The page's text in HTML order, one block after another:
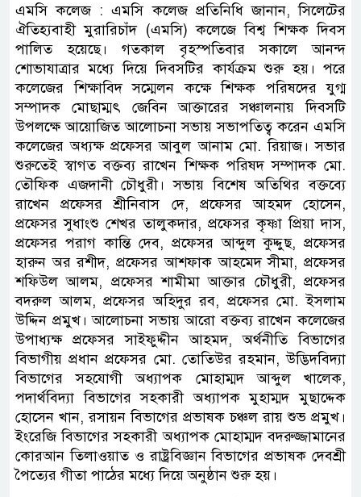
এমসি কলেজ : এমসি কলেজ প্রতিনিধি জানান, সিলেটের
ঐতিহ্যবাহী মুরারিচাঁদ (এমসি) কলেজে বিশ্ব শিক্ষক দিবস
পালিত হয়েছে। গতকাল বৃহস্পতিবার সকালে আনন্দ
শোভাযাত্রার মধ্যে দিয়ে দিবসটির কার্যক্রম শুরু হয়। পরে
কলেজের শিক্ষাবিদ সম্মেলন কক্ষে শিক্ষক পরিষদের যুগ্ম
সম্পাদক মোছাম্মৎ জেবিন আক্তারের সঞ্চালনায় দিবসটি
উপলক্ষে আয়োজিত আলোচনা সভায় সভাপতিত্ব করেন এমসি
কলেজের অধ্যক্ষ প্রফেসর আবুল আনাম মো. রিয়াজ। সভার
শুরুতেই স্বাগত বক্তব্য রাখেন শিক্ষক পরিষদ সম্পাদক মো.
তৌফিক এজদানী চৌধুরী। সভায় বিশেষ অতিথির বক্তব্যে
রাখেন প্রফেসর শ্রীনিবাস দে, প্রফেসর আহমদ হোসেন,
প্রফেসর সুধাংশু শেখর তালুকদার, প্রফেসর কৃষ্ণা প্রিয়া দাস,
প্রফেসর পরাগ কান্তি দেব, প্রফেসর আব্দুল কুদ্দুছ, প্রফেসর
হারুন অর রশীদ, প্রফেসর আশফাক আহমেদ সীমা, প্রফেসর
শফিউল আলম, প্রফেসর শামীমা আক্তার চৌধুরী, প্রফেসর
বদরুল আলম, প্রফেসর অহিদুর রব, প্রফেসর মো. ইসলাম
উদ্দিন প্রমুখ। আলোচনা সভায় আরো বক্তব্য রাখেন কলেজের
উপাধ্যক্ষ প্রফেসর সাইফুদ্দীন আহমদ, অর্থনীতি বিভাগের
বিভাগীয় প্রধান প্রফেসর মো. তোতিউর রহমান, উদ্ভিদবিদ্যা
বিভাগের সহযোগী অধ্যাপক মোহাম্মদ আব্দুল খালেক,
পদার্থবিদ্যা বিভাগের সহকারী অধ্যাপক মুহাম্মদ মুছাদ্দেক
হোসেন খান, রসায়ন বিভাগের প্রভাষক চঞ্চল রায় শুভ প্রমুখ।
ইংরেজি বিভাগের সহকারী অধ্যাপক মোহাম্মদ বদরুজ্জামানের
কোরআন তিলাওয়াত ও রাষ্ট্রবিজ্ঞান বিভাগের প্রভাষক দেবশ্রী
পৈত্যের গীতা পাঠের মধ্যে দিয়ে অনুষ্ঠান শুরু হয়।